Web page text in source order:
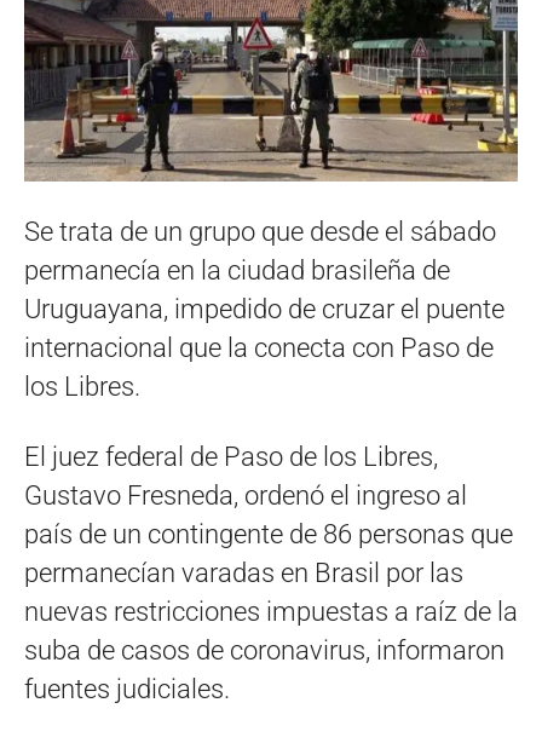
Se trata de un grupo que desde el sábado
permanecía en la ciudad brasileña de
Uruguayana, impedido de cruzar el puente
internacional que la conecta con Paso de
los Libres.
El juez federal de Paso de los Libres,
Gustavo Fresneda, ordenó el ingreso al
país de un contingente de 86 personas que
permanecían varadas en Brasil por las
nuevas restricciones impuestas a raíz de la
suba de casos de coronavirus, informaron
fuentes judiciales.